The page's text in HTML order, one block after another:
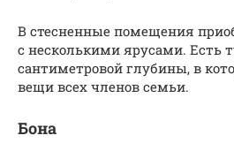
В стесненные помещения
с несколькими ярусами. Есть
сантиметровой глубины, в
вещи всех членов семьи.
Бона